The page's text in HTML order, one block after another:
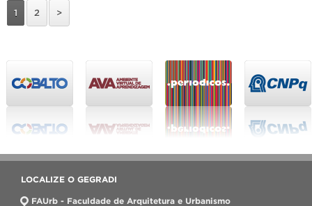
1 2 >
LOCALIZE O GEGRADI
FAUrb - Faculdade de Arquitetura e Urbanismo